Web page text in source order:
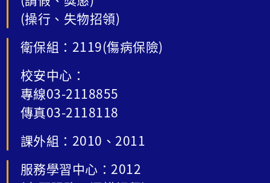
(操行、失物招領)
衛保組：2119(傷病保險)
校安中心：
專線03-2118855
傳真03-2118118
課外組：2010、2011
服務學習中心：2012